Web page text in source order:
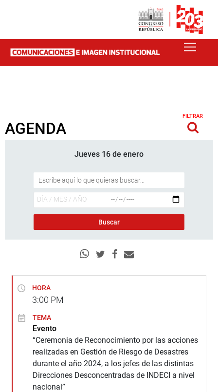
AGENDA
FILTRAR
Jueves 16 de enero
HORA
3:00 PM
TEMA
Evento
“Ceremonia de Reconocimiento por las acciones
realizadas en Gestión de Riesgo de Desastres
durante el año 2024, a los jefes de las distintas
Direcciones Desconcentradas de INDECI a nivel
nacional”